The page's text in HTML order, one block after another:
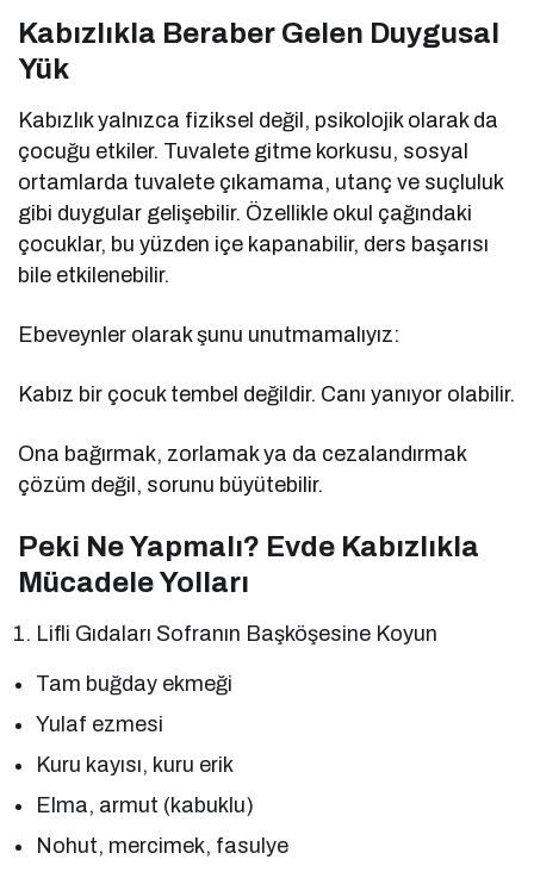
Kabızlıkla Beraber Gelen Duygusal
Yük
Kabızlık yalnızca fiziksel değil, psikolojik olarak da
çocuğu etkiler. Tuvalete gitme korkusu, sosyal
ortamlarda tuvalete çıkamama, utanç ve suçluluk
gibi duygular gelişebilir. Özellikle okul çağındaki
çocuklar, bu yüzden içe kapanabilir, ders başarısı
bile etkilenebilir.
Ebeveynler olarak şunu unutmamalıyız:
Kabız bir çocuk tembel değildir. Canı yanıyor olabilir.
Ona bağırmak, zorlamak ya da cezalandırmak
çözüm değil, sorunu büyütebilir.
Peki Ne Yapmalı? Evde Kabızlıkla
Mücadele Yolları
Lifli Gıdaları Sofranın Başköşesine Koyun
Tam buğday ekmeği
Yulaf ezmesi
Kuru kayısı, kuru erik
Elma, armut (kabuklu)
Nohut, mercimek, fasulye